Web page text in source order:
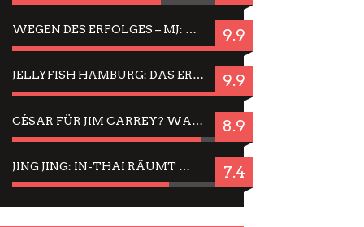
WEGEN DES ERFOLGES – MJ: MICHAEL JACKSON MUSICAL IN EINER MATINEE SEHEN 9.9
JELLYFISH HAMBURG: DAS ERFOLGREICHE SOMMER-MENÜ 2025 IN GEFÜHLEN UND BILDERN 9.9
CÉSAR FÜR JIM CARREY? WARUM DAS EINER DER NERVIGSTEN ACTORS IST UND BLEIBT 8.9
JING JING: IN-THAI RÄUMT WIEDER TITEL AB – EIN ZWEI-STUNDEN-ERLEBNISBERICHT 7.4